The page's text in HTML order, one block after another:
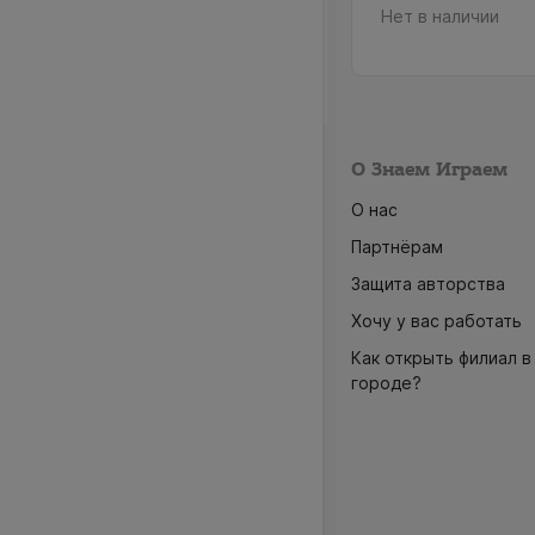
Нет в наличии
О Знаем Играем
О нас
Партнёрам
Защита авторства
Хочу у вас работать
Как открыть филиал
городе?